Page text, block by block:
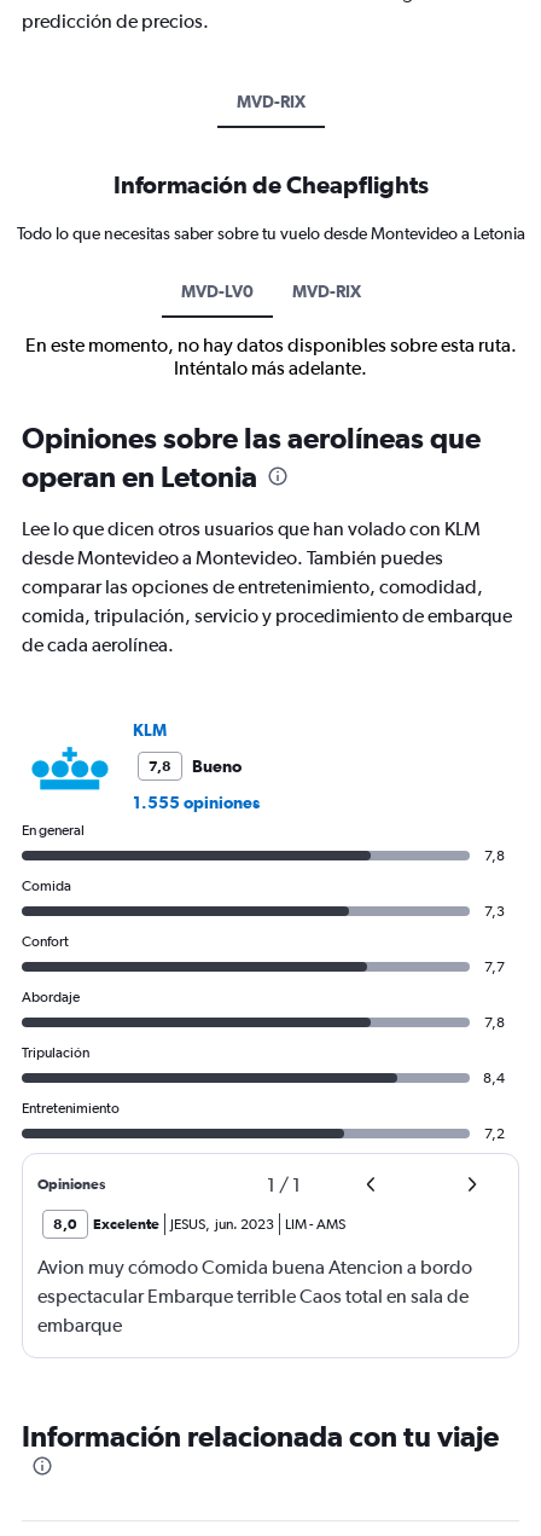
predicción de precios.
MVD-RIX
Información de Cheapflights
Todo lo que necesitas saber sobre tu vuelo desde Montevideo a Letonia
MVD-LV0 MVD-RIX
En este momento, no hay datos disponibles sobre esta ruta.
Inténtalo más adelante.
Opiniones sobre las aerolíneas que
operan en Letonia
Lee lo que dicen otros usuarios que han volado con KLM
desde Montevideo a Montevideo. También puedes
comparar las opciones de entretenimiento, comodidad,
comida, tripulación, servicio y procedimiento de embarque
de cada aerolínea.
KLM
7,8
Bueno
1.555 opiniones
En general
7,8
Comida
7,3
Confort
7,7
Abordaje
7,8
Tripulación
8,4
Entretenimiento
7,2
Opiniones 1 / 1
8,0 Excelente JESUS, jun. 2023 LIM-AMS
Avion muy cómodo Comida buena Atencion a bordo
espectacular Embarque terrible Caos total en sala de
embarque
Información relacionada con tu viaje